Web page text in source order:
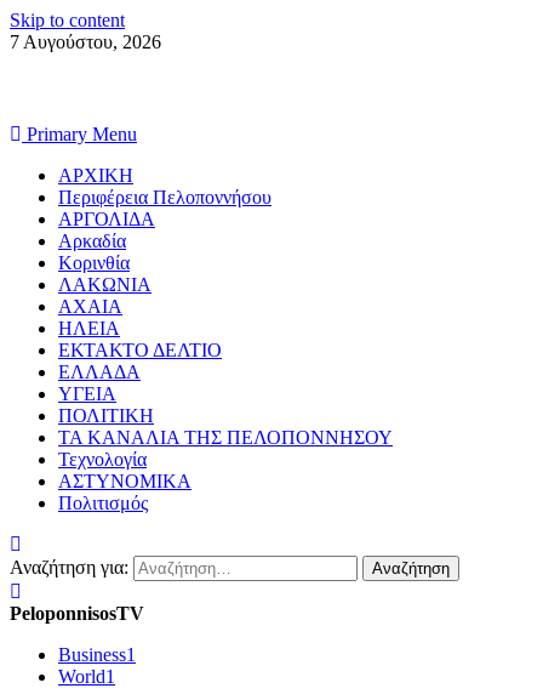
Skip to content
7 Αυγούστου, 2026
Primary Menu
ΑΡΧΙΚΗ
Περιφέρεια Πελοποννήσου
ΑΡΓΟΛΙΔΑ
Αρκαδία
Κορινθία
ΛΑΚΩΝΙΑ
ΑΧΑΙΑ
ΗΛΕΙΑ
ΕΚΤΑΚΤΟ ΔΕΛΤΙΟ
ΕΛΛΑΔΑ
ΥΓΕΙΑ
ΠΟΛΙΤΙΚΗ
ΤΑ ΚΑΝΑΛΙΑ ΤΗΣ ΠΕΛΟΠΟΝΝΗΣΟΥ
Τεχνολογία
ΑΣΤΥΝΟΜΙΚΑ
Πολιτισμός
Αναζήτηση για:
PeloponnisosTV
Business1
World1